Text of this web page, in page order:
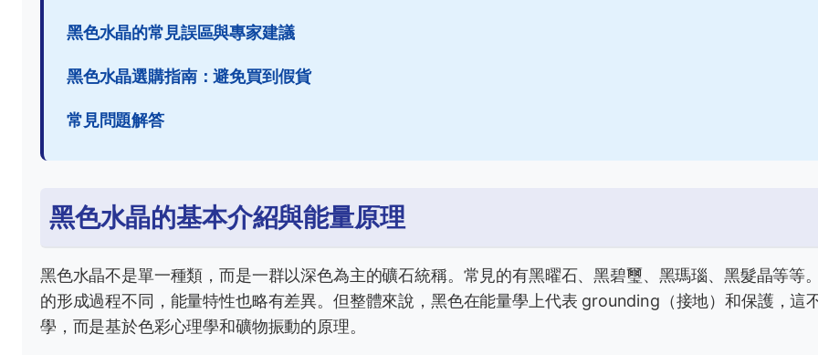
黑色水晶的常見誤區與專家建議
黑色水晶選購指南：避免買到假貨
常見問題解答
黑色水晶的基本介紹與能量原理
黑色水晶不是單一種類，而是一群以深色為主的礦石統稱。常見的有黑曜石、黑碧璽、黑瑪瑙、黑髮晶等等
的形成過程不同，能量特性也略有差異。但整體來說，黑色在能量學上代表 grounding（接地）和保護，這
學，而是基於色彩心理學和礦物振動的原理。